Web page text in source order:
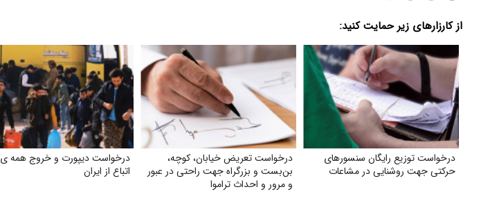
از کارزارهای زیر حمایت کنید:
درخواست توزیع رایگان سنسورهای
حرکتی جهت روشنایی در مشاعات
درخواست تعریض خیابان، کوچه،
بن‌بست و بزرگراه جهت راحتی در عبور
و مرور و احداث تراموا
درخواست دیپورت و خروج همه ی
اتباع از ایران